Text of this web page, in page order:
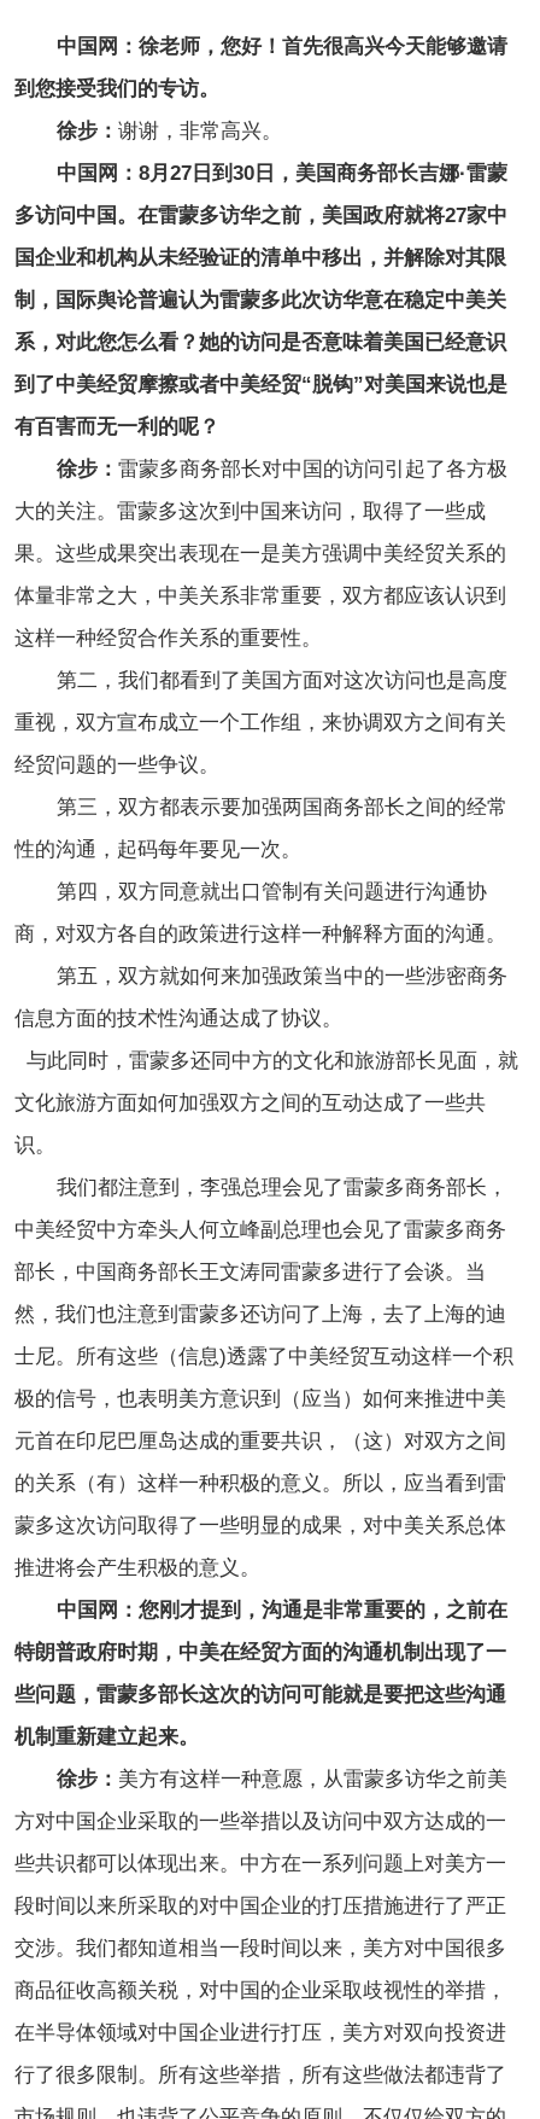
中国网：徐老师，您好！首先很高兴今天能够邀请
到您接受我们的专访。
徐步： 谢谢，非常高兴。
中国网：8月27日到30日，美国商务部长吉娜·雷蒙
多访问中国。在雷蒙多访华之前，美国政府就将27家中
国企业和机构从未经验证的清单中移出，并解除对其限
制，国际舆论普遍认为雷蒙多此次访华意在稳定中美关
系，对此您怎么看？她的访问是否意味着美国已经意识
到了中美经贸摩擦或者中美经贸“脱钩”对美国来说也是
有百害而无一利的呢？
徐步： 雷蒙多商务部长对中国的访问引起了各方极
大的关注。雷蒙多这次到中国来访问，取得了一些成
果。这些成果突出表现在一是美方强调中美经贸关系的
体量非常之大，中美关系非常重要，双方都应该认识到
这样一种经贸合作关系的重要性。
第二，我们都看到了美国方面对这次访问也是高度
重视，双方宣布成立一个工作组，来协调双方之间有关
经贸问题的一些争议。
第三，双方都表示要加强两国商务部长之间的经常
性的沟通，起码每年要见一次。
第四，双方同意就出口管制有关问题进行沟通协
商，对双方各自的政策进行这样一种解释方面的沟通。
第五，双方就如何来加强政策当中的一些涉密商务
信息方面的技术性沟通达成了协议。
与此同时，雷蒙多还同中方的文化和旅游部长见面，就
文化旅游方面如何加强双方之间的互动达成了一些共
识。
我们都注意到，李强总理会见了雷蒙多商务部长，
中美经贸中方牵头人何立峰副总理也会见了雷蒙多商务
部长，中国商务部长王文涛同雷蒙多进行了会谈。当
然，我们也注意到雷蒙多还访问了上海，去了上海的迪
士尼。所有这些（信息)透露了中美经贸互动这样一个积
极的信号，也表明美方意识到（应当）如何来推进中美
元首在印尼巴厘岛达成的重要共识，（这）对双方之间
的关系（有）这样一种积极的意义。所以，应当看到雷
蒙多这次访问取得了一些明显的成果，对中美关系总体
推进将会产生积极的意义。
中国网：您刚才提到，沟通是非常重要的，之前在
特朗普政府时期，中美在经贸方面的沟通机制出现了一
些问题，雷蒙多部长这次的访问可能就是要把这些沟通
机制重新建立起来。
徐步： 美方有这样一种意愿，从雷蒙多访华之前美
方对中国企业采取的一些举措以及访问中双方达成的一
些共识都可以体现出来。中方在一系列问题上对美方一
段时间以来所采取的对中国企业的打压措施进行了严正
交涉。我们都知道相当一段时间以来，美方对中国很多
商品征收高额关税，对中国的企业采取歧视性的举措，
在半导体领域对中国企业进行打压，美方对双向投资进
行了很多限制。所有这些举措，所有这些做法都违背了